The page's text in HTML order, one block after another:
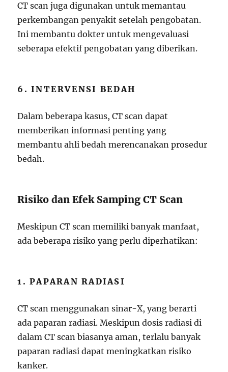
CT scan juga digunakan untuk memantau
perkembangan penyakit setelah pengobatan.
Ini membantu dokter untuk mengevaluasi
seberapa efektif pengobatan yang diberikan.
6. INTERVENSI BEDAH
Dalam beberapa kasus, CT scan dapat
memberikan informasi penting yang
membantu ahli bedah merencanakan prosedur
bedah.
Risiko dan Efek Samping CT Scan
Meskipun CT scan memiliki banyak manfaat,
ada beberapa risiko yang perlu diperhatikan:
1. PAPARAN RADIASI
CT scan menggunakan sinar-X, yang berarti
ada paparan radiasi. Meskipun dosis radiasi di
dalam CT scan biasanya aman, terlalu banyak
paparan radiasi dapat meningkatkan risiko
kanker.